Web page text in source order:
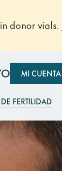
donor vials.
MI CUENTA
FERTILIDAD